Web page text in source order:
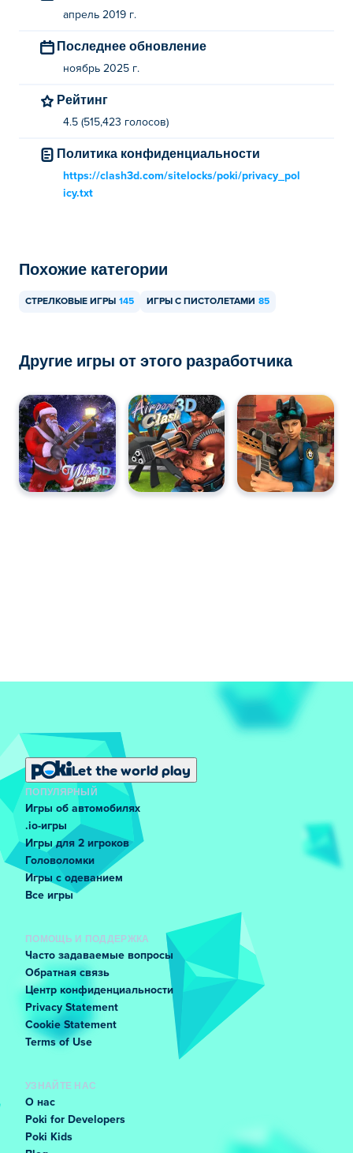
апрель 2019 г.
Последнее обновление
ноябрь 2025 г.
Рейтинг
4.5 (515,423 голосов)
Политика конфиденциальности
https://clash3d.com/sitelocks/poki/privacy_pol
icy.txt
Похожие категории
СТРЕЛКОВЫЕ ИГРЫ 145 ИГРЫ С ПИСТОЛЕТАМИ 85
Другие игры от этого разработчика
Let the world play
ПОПУЛЯРНЫЙ
Игры об автомобилях
.io-игры
Игры для 2 игроков
Головоломки
Игры с одеванием
Все игры
ПОМОЩЬ И ПОДДЕРЖКА
Часто задаваемые вопросы
Обратная связь
Центр конфиденциальности
Privacy Statement
Cookie Statement
Terms of Use
УЗНАЙТЕ НАС
О нас
Poki for Developers
Poki Kids